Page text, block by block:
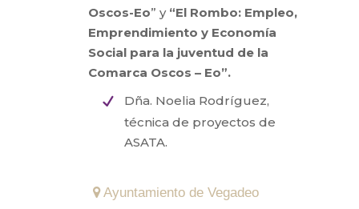
Oscos-Eo” y “El Rombo: Empleo,
Emprendimiento y Economía
Social para la juventud de la
Comarca Oscos – Eo”.
Dña. Noelia Rodríguez,
técnica de proyectos de
ASATA.
Ayuntamiento de Vegadeo